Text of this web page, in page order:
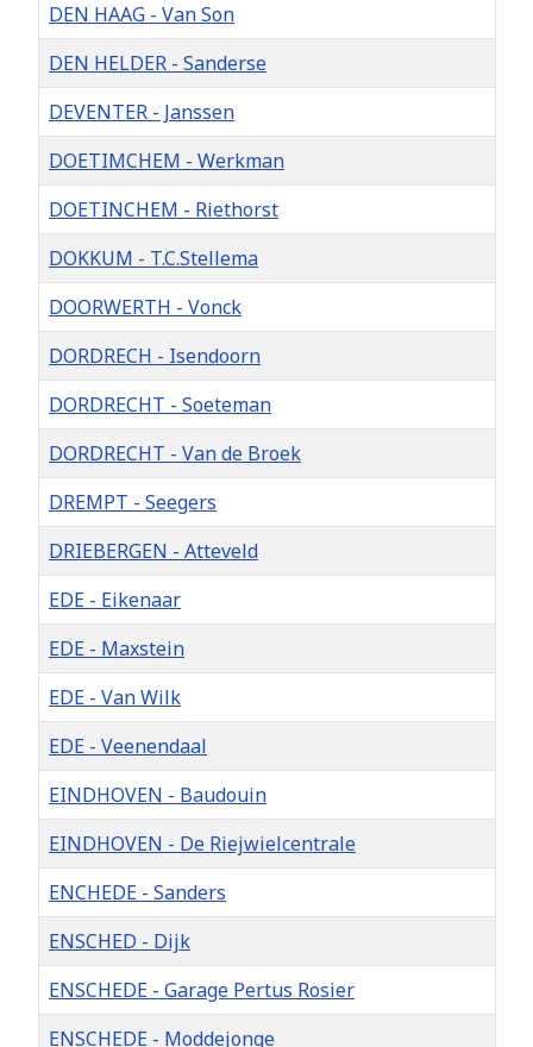
DEN HAAG - Van Son
DEN HELDER - Sanderse
DEVENTER - Janssen
DOETIMCHEM - Werkman
DOETINCHEM - Riethorst
DOKKUM - T.C.Stellema
DOORWERTH - Vonck
DORDRECH - Isendoorn
DORDRECHT - Soeteman
DORDRECHT - Van de Broek
DREMPT - Seegers
DRIEBERGEN - Atteveld
EDE - Eikenaar
EDE - Maxstein
EDE - Van Wilk
EDE - Veenendaal
EINDHOVEN - Baudouin
EINDHOVEN - De Riejwielcentrale
ENCHEDE - Sanders
ENSCHED - Dijk
ENSCHEDE - Garage Pertus Rosier
ENSCHEDE - Moddejonge